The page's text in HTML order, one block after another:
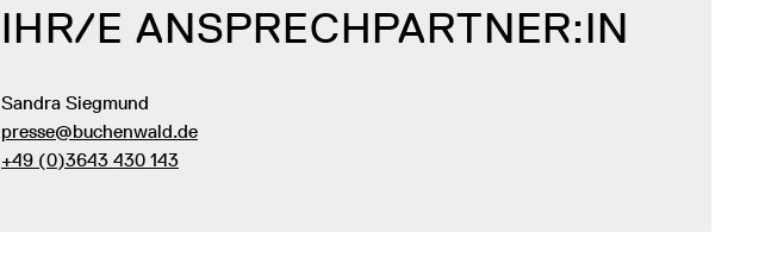
IHR/E ANSPRECH­PARTNER:IN
Sandra Siegmund
presse@buchenwald.de
+49 (0)3643 430 143